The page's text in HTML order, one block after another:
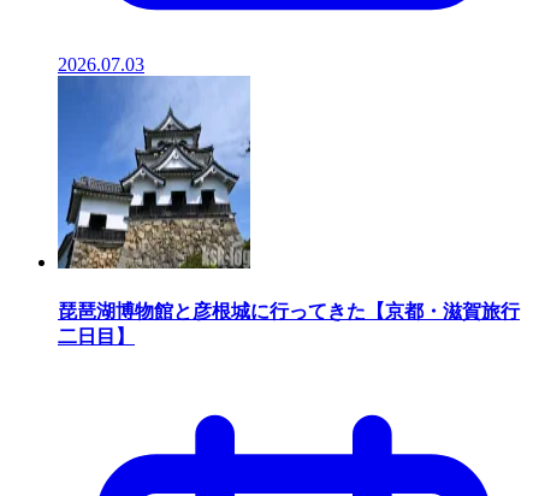
2026.07.03
琵琶湖博物館と彦根城に行ってきた【京都・滋賀旅行
二日目】